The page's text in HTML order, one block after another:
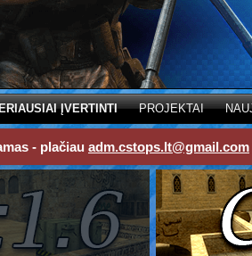
ĮVERTINTI PROJEKTAI
- plačiau adm.cstops.lt@gmail.com